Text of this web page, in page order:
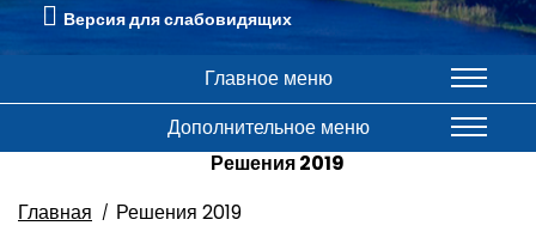
Версия для слабовидящих
Главное меню
Дополнительное меню
Решения 2019
Главная
Решения 2019